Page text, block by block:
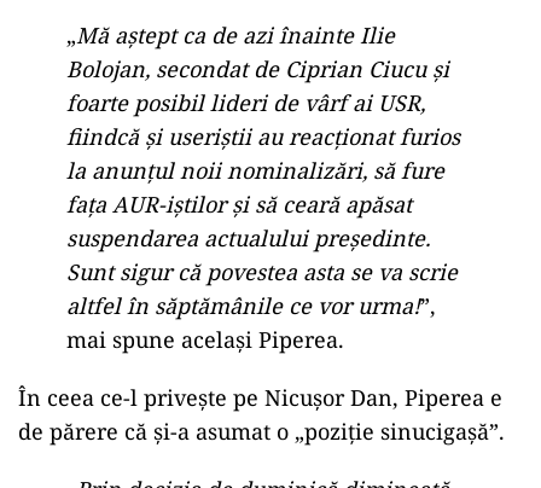
„Mă aștept ca de azi înainte Ilie
Bolojan, secondat de Ciprian Ciucu și
foarte posibil lideri de vârf ai USR,
fiindcă și useriștii au reacționat furios
la anunțul noii nominalizări, să fure
fața AUR-iștilor și să ceară apăsat
suspendarea actualului președinte.
Sunt sigur că povestea asta se va scrie
altfel în săptămânile ce vor urma!”,
mai spune același Piperea.
În ceea ce-l privește pe Nicușor Dan, Piperea e
de părere că și-a asumat o „poziție sinucigașă”.